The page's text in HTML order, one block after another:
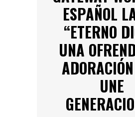
ESPAÑOL
“ETERNO
UNA
UNE